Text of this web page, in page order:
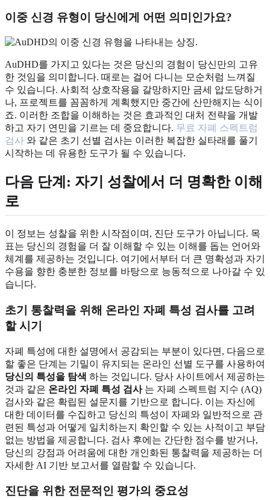
이중 신경 유형이 당신에게 어떤 의미인가요?
AuDHD를 가지고 있다는 것은 당신의 경험이 당신만의 고유
한 것임을 의미합니다. 때로는 걸어 다니는 모순처럼 느껴질
수 있습니다. 사회적 상호작용을 갈망하지만 금세 압도당하거
나, 프로젝트를 꼼꼼하게 계획했지만 중간에 산만해지는 식이
죠. 이러한 조합을 이해하는 것은 효과적인 대처 전략을 개발
하고 자기 연민을 기르는 데 중요합니다. 무료 자폐 스펙트럼
검사 와 같은 초기 선별 검사는 이러한 복잡한 실타래를 풀기
시작하는 데 유용한 도구가 될 수 있습니다.
다음 단계: 자기 성찰에서 더 명확한 이해
로
이 정보는 성찰을 위한 시작점이며, 진단 도구가 아닙니다. 목
표는 당신의 경험을 더 잘 이해할 수 있는 이해를 돕는 언어와
체계를 제공하는 것입니다. 여기에서부터 더 큰 명확성과 자기
수용을 향한 충분한 정보를 바탕으로 능동적으로 나아갈 수 있
습니다.
초기 통찰력을 위해 온라인 자폐 특성 검사를 고려
할 시기
자폐 특성에 대한 설명에서 공감되는 부분이 있다면, 다음으로
할 좋은 단계는 기밀이 유지되는 온라인 선별 도구를 사용하여
당신의 특성을 탐색 하는 것입니다. 당사 사이트에서 제공하는
것과 같은 온라인 자폐 특성 검사는 자폐 스펙트럼 지수 (AQ)
검사와 같은 확립된 설문지를 기반으로 합니다. 이는 자신에
대한 데이터를 수집하고 당신의 특성이 자폐와 일반적으로 관
련된 특성과 어떻게 일치하는지 확인할 수 있는 사적이고 부담
없는 방법을 제공합니다. 검사 후에는 간단한 점수를 받거나,
당신의 강점과 어려움에 대한 개인화된 통찰력을 제공하는 더
자세한 AI 기반 보고서를 열람할 수 있습니다.
진단을 위한 전문적인 평가의 중요성